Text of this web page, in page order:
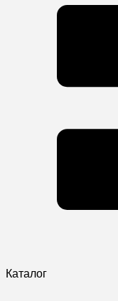
Каталог